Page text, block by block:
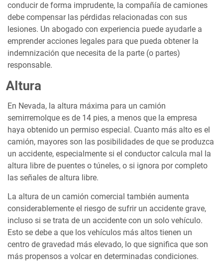
conducir de forma imprudente, la compañía de camiones
debe compensar las pérdidas relacionadas con sus
lesiones. Un abogado con experiencia puede ayudarle a
emprender acciones legales para que pueda obtener la
indemnización que necesita de la parte (o partes)
responsable.
Altura
En Nevada, la altura máxima para un camión
semirremolque es de 14 pies, a menos que la empresa
haya obtenido un permiso especial. Cuanto más alto es el
camión, mayores son las posibilidades de que se produzca
un accidente, especialmente si el conductor calcula mal la
altura libre de puentes o túneles, o si ignora por completo
las señales de altura libre.
La altura de un camión comercial también aumenta
considerablemente el riesgo de sufrir un accidente grave,
incluso si se trata de un accidente con un solo vehículo.
Esto se debe a que los vehículos más altos tienen un
centro de gravedad más elevado, lo que significa que son
más propensos a volcar en determinadas condiciones.